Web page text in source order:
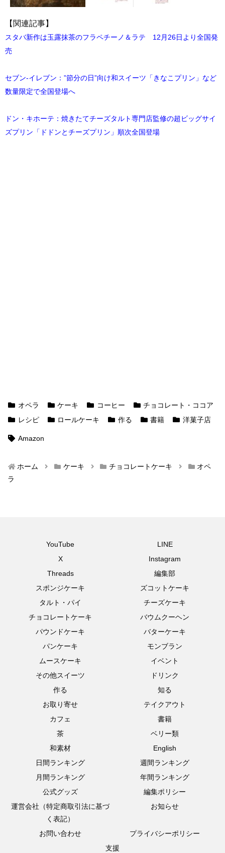
【関連記事】
スタバ新作は玉露抹茶のフラペチーノ＆ラテ 12月26日より全国発
売
セブン-イレブン：”節分の日”向け和スイーツ「きなこプリン」など
数量限定で全国登場へ
ドン・キホーテ：焼きたてチーズタルト専門店監修の超ビッグサイ
ズプリン「ドドンとチーズプリン」順次全国登場
オペラ ケーキ コーヒー
チョコレート・ココア
レシピ
ロールケーキ 作る 書籍 洋菓子店
Amazon
ホーム ケーキ チョコレートケーキ
オペ
ラ
YouTube
LINE
X
Instagram
Threads
編集部
スポンジケーキ
ズコットケーキ
タルト・パイ
チーズケーキ
チョコレートケーキ
バウムクーヘン
パウンドケーキ
バターケーキ
パンケーキ
モンブラン
ムースケーキ
イベント
その他スイーツ
ドリンク
作る
知る
お取り寄せ
テイクアウト
カフェ
書籍
茶
ベリー類
和素材
English
日間ランキング
週間ランキング
月間ランキング
年間ランキング
公式グッズ
編集ポリシー
運営会社（特定商取引法に基づ
く表記）
お知らせ
お問い合わせ
プライバシーポリシー
支援